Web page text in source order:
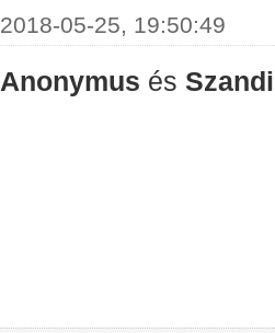
2018-05-25, 19:50:49
Anonymus és